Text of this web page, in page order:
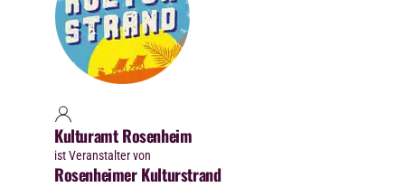
Kulturamt Rosenheim
ist Veranstalter von
Rosenheimer Kulturstrand